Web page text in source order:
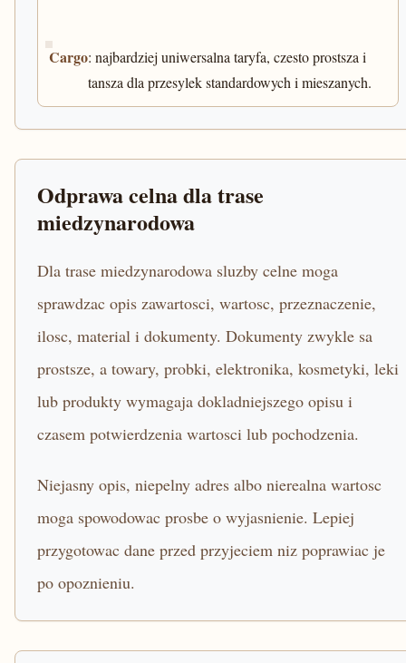
Cargo: najbardziej uniwersalna taryfa, czesto prostsza i
tansza dla przesylek standardowych i mieszanych.
Odprawa celna dla trase
miedzynarodowa
Dla trase miedzynarodowa sluzby celne moga
sprawdzac opis zawartosci, wartosc, przeznaczenie,
ilosc, material i dokumenty. Dokumenty zwykle sa
prostsze, a towary, probki, elektronika, kosmetyki, leki
lub produkty wymagaja dokladniejszego opisu i
czasem potwierdzenia wartosci lub pochodzenia.
Niejasny opis, niepelny adres albo nierealna wartosc
moga spowodowac prosbe o wyjasnienie. Lepiej
przygotowac dane przed przyjeciem niz poprawiac je
po opoznieniu.